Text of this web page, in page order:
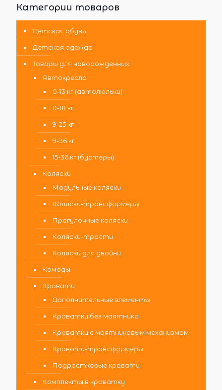
Категории товаров
Детская обувь
Детская одежда
Товары для новорожденных
Автокресла
0-13 кг (автолюльки)
0-18 кг
9-25 кг
9-36 кг
15-36 кг (бустеры)
Коляски
Модульные коляски
Коляски-трансформеры
Прогулочные коляски
Коляски-трости
Коляски для двойни
Комоды
Кровати
Дополнительные элементы
Кроватки без маятника
Кроватки с маятниковым механизмом
Кровати-трансформеры
Подростковые кровати
Комплекты в кроватку